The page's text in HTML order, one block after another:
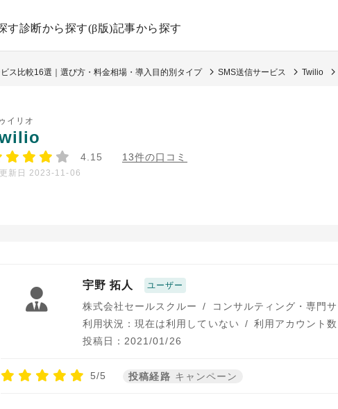
す診断から探す(β版)記事から探す
ス比較16選｜選び方・料金相場・導入目的別タイプ SMS送信サービス Twilio
イリオ
4.15 13件の口コミ
更新日 2023-11-06
宇野 拓人 ユーザー
株式会社セールスクルー /
コンサルティング・専門
利用状況：現在は利用していない
/ 利用アカウント
投稿日：2021/01/26
5/5 投稿経路 キャンペーン